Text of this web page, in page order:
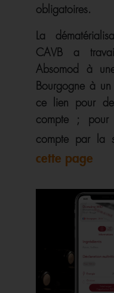
obligatoires.
La
CAVB a
Absomod à
Bourgogne à
ce lien pour
compte ; pour
compte par la
cette page